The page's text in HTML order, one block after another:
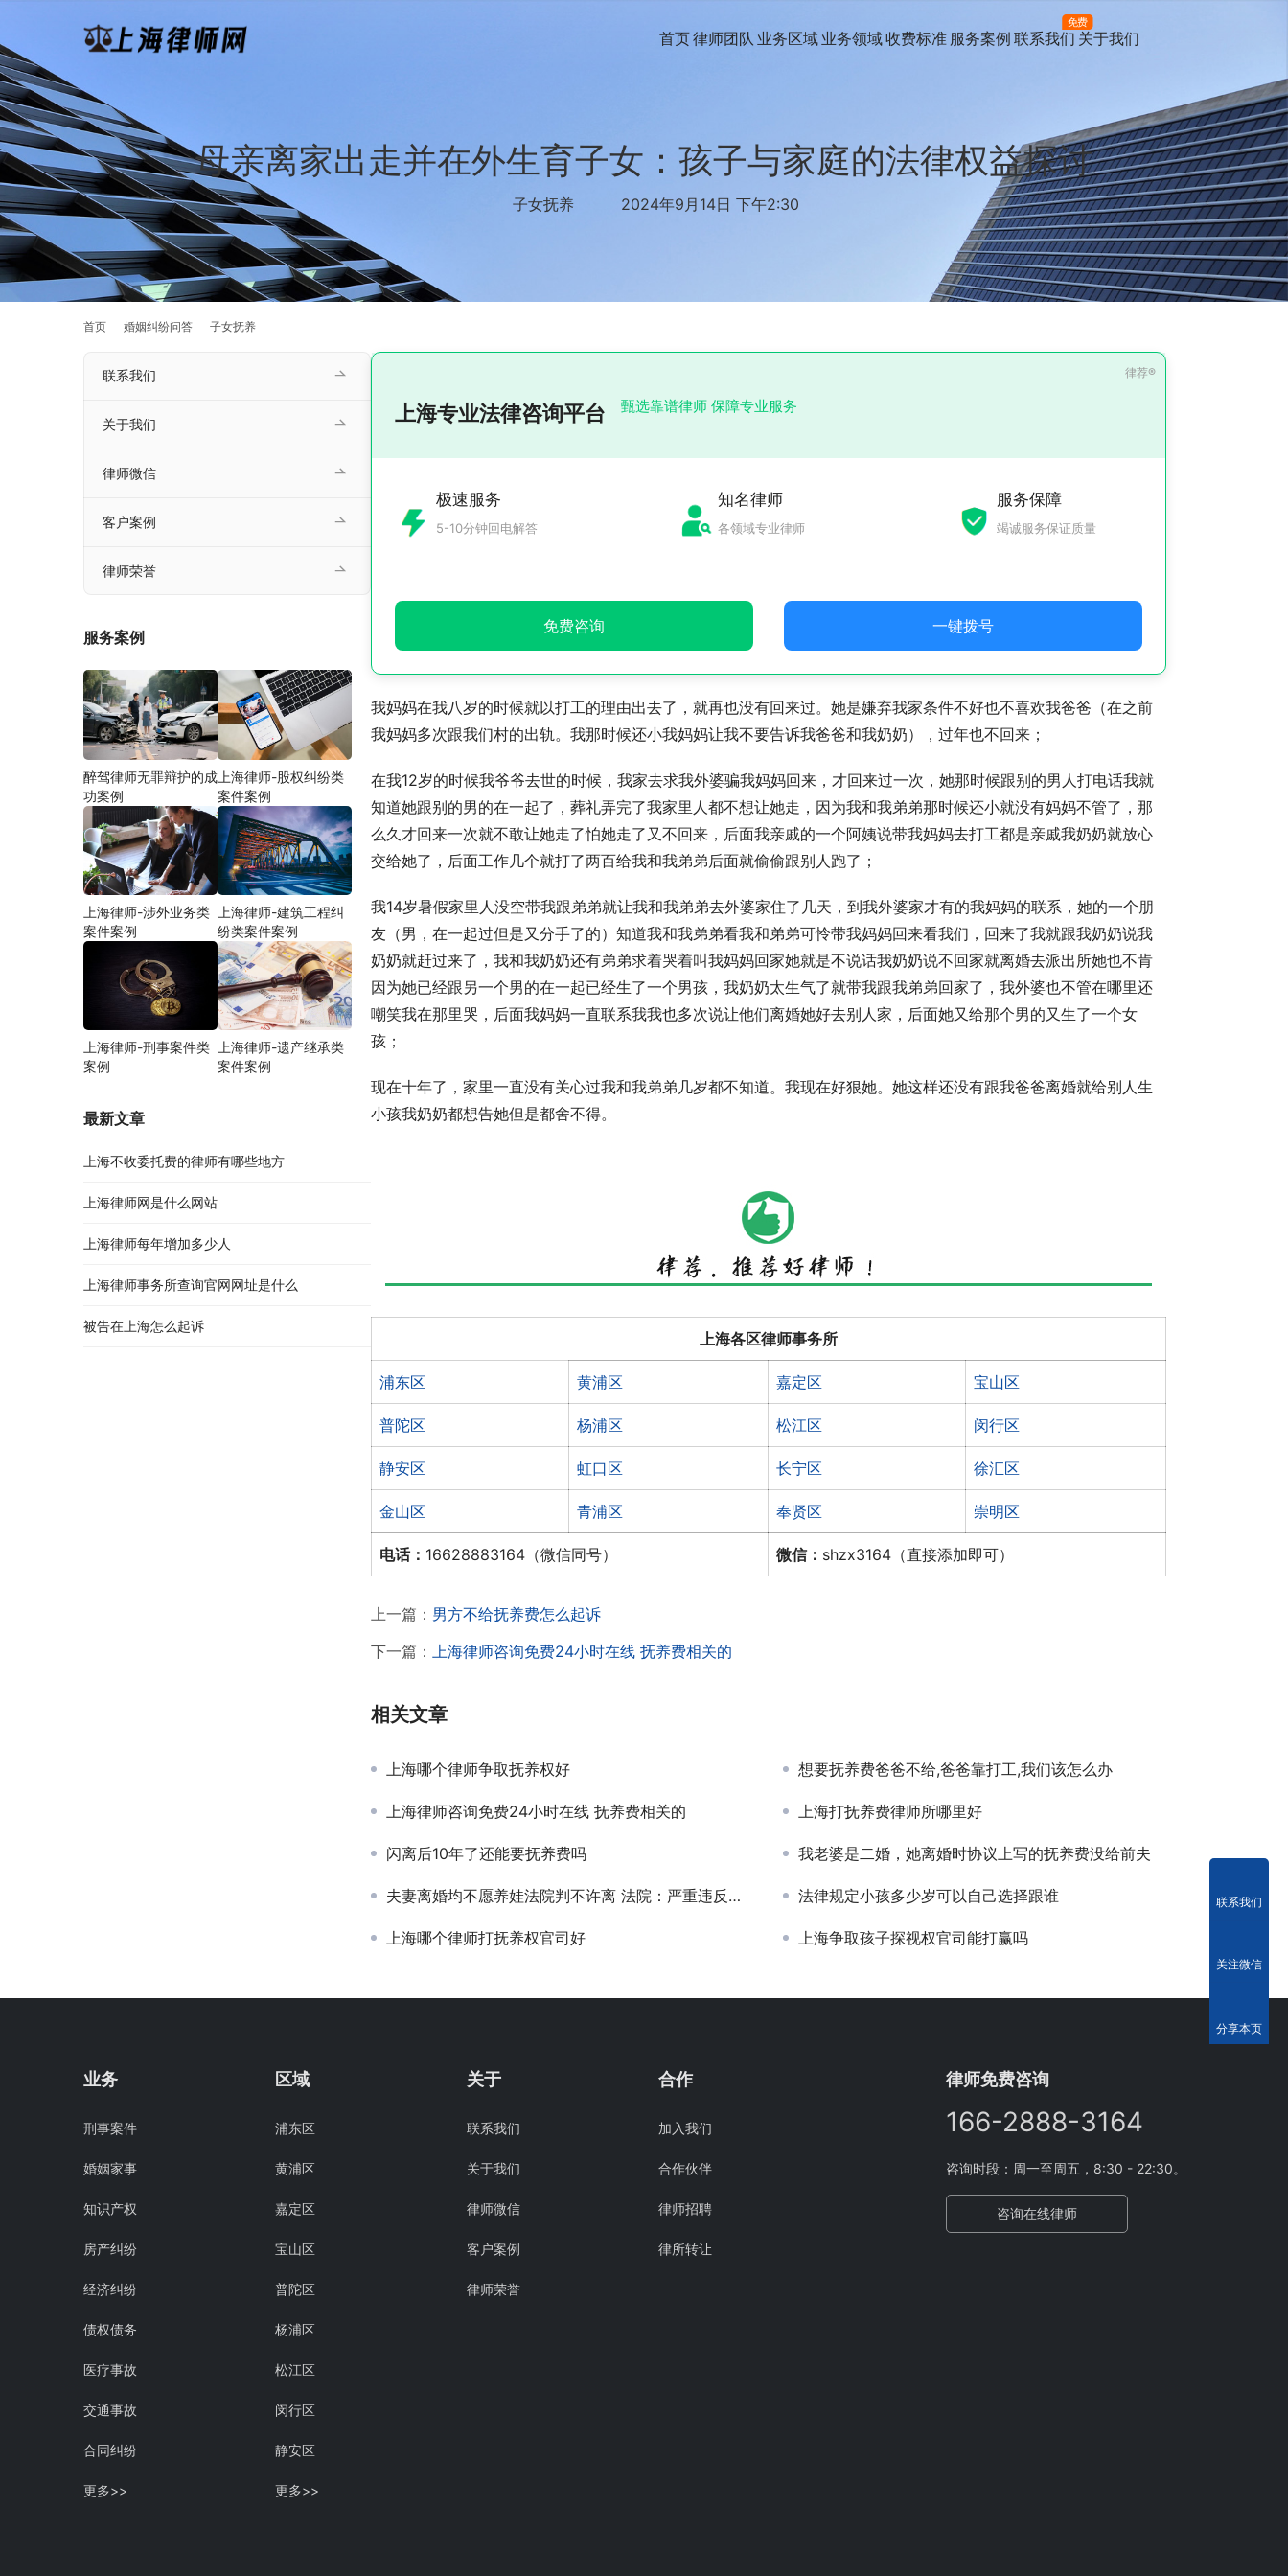
首页律师团队 业务区域 业务领域收费标准 服务案例 联系我们
免费
关于我们
母亲离家出走并在外生育子女：孩子与家庭的法律权益探讨
子女抚养 2024年9月14日 下午2:30
首页 婚姻纠纷问答 子女抚养
上海专业法律咨询平台 甄选靠谱律师 保障专业服务
极速服务
5-10分钟回电解答
知名律师
各领域专业律师
服务保障
竭诚服务保证质量
免费咨询 一键拨号
我妈妈在我八岁的时候就以打工的理由出去了，就再也没有回来过。她是嫌弃我家条件不好也不喜欢我爸爸（在之前
我妈妈多次跟我们村的出轨。我那时候还小我妈妈让我不要告诉我爸爸和我奶奶），过年也不回来；
在我12岁的时候我爷爷去世的时候，我家去求我外婆骗我妈妈回来，才回来过一次，她那时候跟别的男人打电话我就
知道她跟别的男的在一起了，葬礼弄完了我家里人都不想让她走，因为我和我弟弟那时候还小就没有妈妈不管了，那
么久才回来一次就不敢让她走了怕她走了又不回来，后面我亲戚的一个阿姨说带我妈妈去打工都是亲戚我奶奶就放心
交给她了，后面工作几个就打了两百给我和我弟弟后面就偷偷跟别人跑了；
我14岁暑假家里人没空带我跟弟弟就让我和我弟弟去外婆家住了几天，到我外婆家才有的我妈妈的联系，她的一个朋
友（男，在一起过但是又分手了的）知道我和我弟弟看我和弟弟可怜带我妈妈回来看我们，回来了我就跟我奶奶说我
奶奶就赶过来了，我和我奶奶还有弟弟求着哭着叫我妈妈回家她就是不说话我奶奶说不回家就离婚去派出所她也不肯
因为她已经跟另一个男的在一起已经生了一个男孩，我奶奶太生气了就带我跟我弟弟回家了，我外婆也不管在哪里还
嘲笑我在那里哭，后面我妈妈一直联系我我也多次说让他们离婚她好去别人家，后面她又给那个男的又生了一个女
孩；
现在十年了，家里一直没有关心过我和我弟弟几岁都不知道。我现在好狠她。她这样还没有跟我爸爸离婚就给别人生
小孩我奶奶都想告她但是都舍不得。
上海各区律师事务所
浦东区 黄浦区 嘉定区 宝山区
普陀区 杨浦区 松江区 闵行区
静安区 虹口区 长宁区 徐汇区
金山区 青浦区 奉贤区 崇明区
电话： 16628883164（微信同号） 微信： shzx3164（直接添加即可）
上一篇： 男方不给抚养费怎么起诉
下一篇： 上海律师咨询免费24小时在线 抚养费相关的
相关文章
上海哪个律师争取抚养权好 想要抚养费爸爸不给,爸爸靠打工,我们该怎么办
上海律师咨询免费24小时在线 抚养费相关的 上海打抚养费律师所哪里好
闪离后10年了还能要抚养费吗 我老婆是二婚，她离婚时协议上写的抚养费没给前夫
夫妻离婚均不愿养娃法院判不许离 法院：严重违反婚姻家庭道德规范 法律规定小孩多少岁可以自己选择跟谁
上海哪个律师打抚养权官司好 上海争取孩子探视权官司能打赢吗
联系我们
关于我们
律师微信
客户案例
律师荣誉
服务案例
醉驾律师无罪辩护的成
功案例
上海律师-股权纠纷类
案件案例
上海律师-涉外业务类
案件案例
上海律师-建筑工程纠
纷类案件案例
上海律师-刑事案件类
案例
上海律师-遗产继承类
案件案例
最新文章
上海不收委托费的律师有哪些地方
上海律师网是什么网站
上海律师每年增加多少人
上海律师事务所查询官网网址是什么
被告在上海怎么起诉
业务
刑事案件
婚姻家事
知识产权
房产纠纷
经济纠纷
债权债务
医疗事故
交通事故
合同纠纷
更多>>
区域
浦东区
黄浦区
嘉定区
宝山区
普陀区
杨浦区
松江区
闵行区
静安区
更多>>
关于
联系我们
关于我们
律师微信
客户案例
律师荣誉
合作
加入我们
合作伙伴
律师招聘
律所转让
律师免费咨询
166-2888-3164
咨询时段：周一至周五，8:30 - 22:30。
咨询在线律师
联系我们
关注微信
分享本页